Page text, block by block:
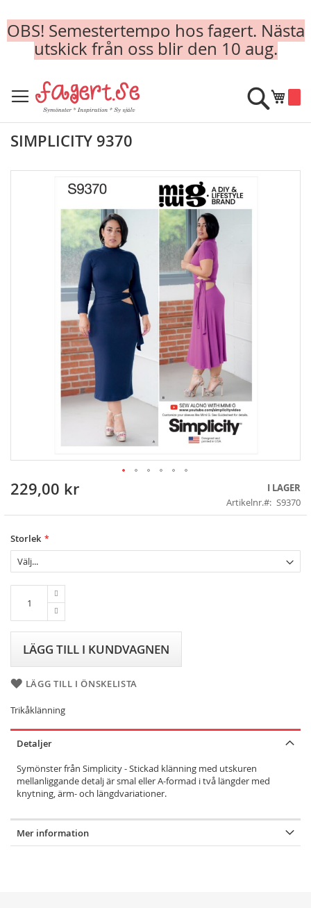
OBS! Semestertempo hos fagert. Nästa
utskick från oss blir den 10 aug.
to
Content
Min
Sök
SIMPLICITY 9370
Skip
the
of
the
images
gallery
229,00 kr
I LAGER
Artikelnr.
S9370
Storlek
LÄGG TILL I KUNDVAGNEN
LÄGG TILL I ÖNSKELISTA
Trikåklänning
Detaljer
Symönster från Simplicity - Stickad klänning med utskuren
mellanliggande detalj är smal eller A-formad i två längder med
knytning, ärm- och längdvariationer.
Mer information